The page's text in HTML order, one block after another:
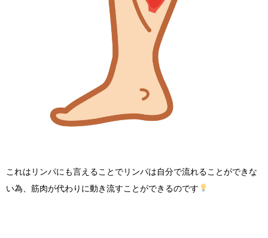
これはリンパにも言えることでリンパは自分で流れることができな
い為、筋肉が代わりに動き流すことができるのです